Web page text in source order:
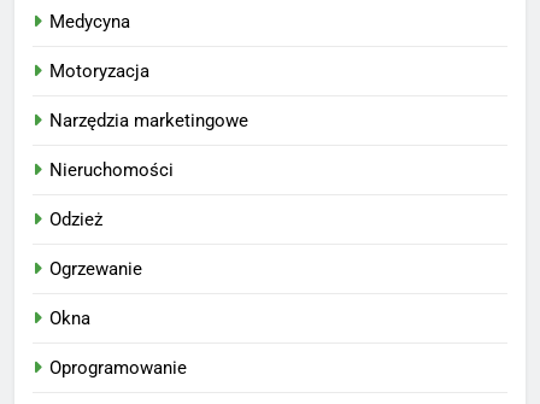
Medycyna
Motoryzacja
Narzędzia marketingowe
Nieruchomości
Odzież
Ogrzewanie
Okna
Oprogramowanie